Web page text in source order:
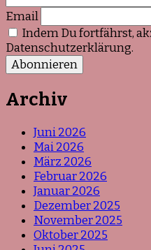
Email
Indem Du fortfährst,
Datenschutzerklärung.
Archiv
Juni 2026
Mai 2026
März 2026
Februar 2026
Januar 2026
Dezember 2025
November 2025
Oktober 2025